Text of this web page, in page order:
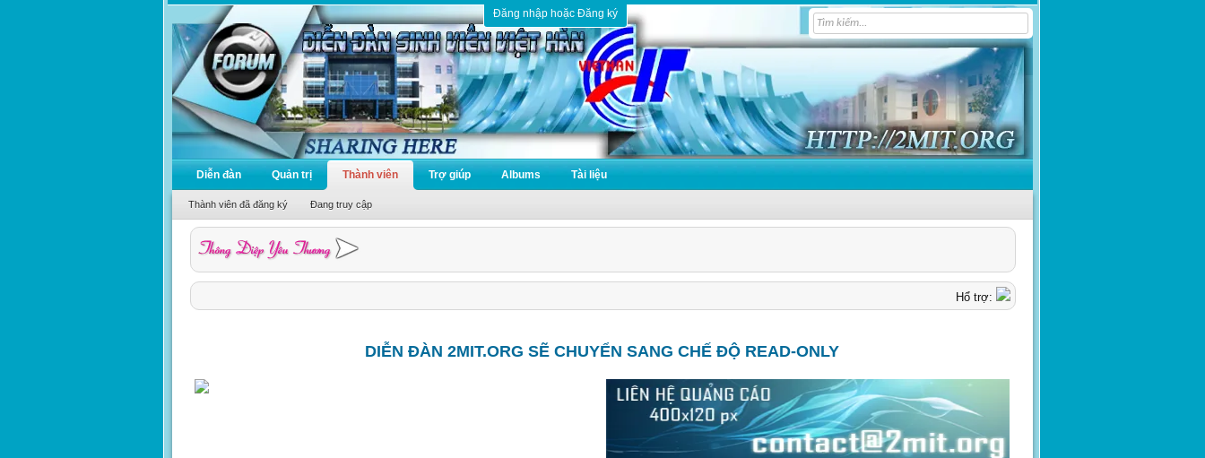
Đăng nhập hoặc Đăng ký
Diễn đàn Quản trị Thành viên
Thành viên đã đăng ký Đang truy cập
Trợ giúp Albums Tài liệu
Hổ trợ:
DIỄN ĐÀN 2MIT.ORG SẼ CHUYỂN SANG CHẾ ĐỘ READ-ONLY